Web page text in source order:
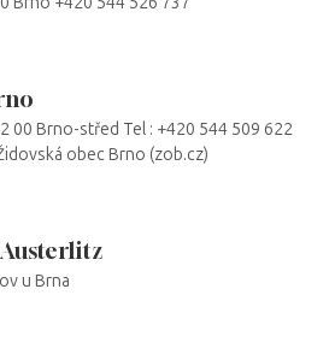
00 Brno-střed Tel : +420 544 509 622
obec Brno (zob.cz)
u Brna